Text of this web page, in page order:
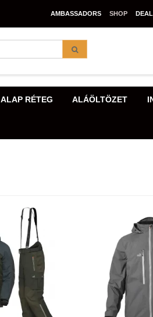
AMBASSADORS SHOP
ALAP RÉTEG ALÁÖLTÖZET